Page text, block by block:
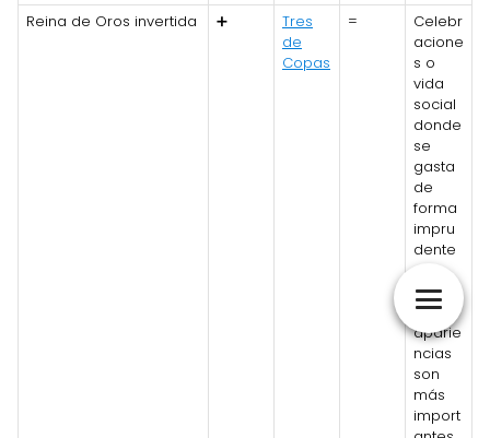
Reina de Oros invertida
➕
Tres
de
Copas
=
Celebr
acione
s o
vida
social
donde
se
gasta
de
forma
impru
dente
donde
las
aparie
ncias
son
más
import